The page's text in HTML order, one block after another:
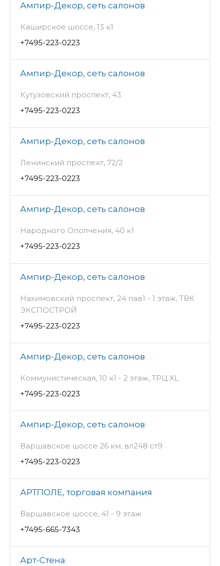
Ампир-Декор, сеть салонов
Каширское шоссе, 13 к1
+7495-223-0223
Ампир-Декор, сеть салонов
Кутузовский проспект, 43
+7495-223-0223
Ампир-Декор, сеть салонов
Ленинский проспект, 72/2
+7495-223-0223
Ампир-Декор, сеть салонов
Народного Ополчения, 40 к1
+7495-223-0223
Ампир-Декор, сеть салонов
Нахимовский проспект, 24 пав1 - 1 этаж, ТВК
ЭКСПОСТРОЙ
+7495-223-0223
Ампир-Декор, сеть салонов
Коммунистическая, 10 к1 - 2 этаж, ТРЦ XL
+7495-223-0223
Ампир-Декор, сеть салонов
Варшавское шоссе 26 км, вл248 ст9
+7495-223-0223
АРТПОЛЕ, торговая компания
Варшавское шоссе, 41 - 9 этаж
+7495-665-7343
Арт-Стена